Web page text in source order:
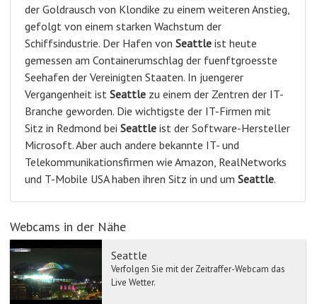
der Goldrausch von Klondike zu einem weiteren Anstieg,
gefolgt von einem starken Wachstum der
Schiffsindustrie. Der Hafen von Seattle ist heute
gemessen am Containerumschlag der fuenftgroesste
Seehafen der Vereinigten Staaten. In juengerer
Vergangenheit ist Seattle zu einem der Zentren der IT-
Branche geworden. Die wichtigste der IT-Firmen mit
Sitz in Redmond bei Seattle ist der Software-Hersteller
Microsoft. Aber auch andere bekannte IT- und
Telekommunikationsfirmen wie Amazon, RealNetworks
und T-Mobile USA haben ihren Sitz in und um Seattle.
Webcams in der Nähe
Seattle
Verfolgen Sie mit der Zeitraffer-Webcam das
Live Wetter.